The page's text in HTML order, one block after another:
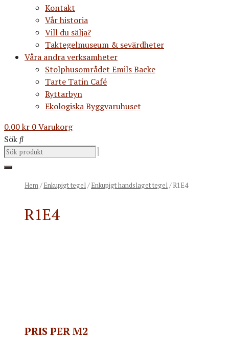
Kontakt
Vår historia
Vill du sälja?
Taktegelmuseum & sevärdheter
Våra andra verksamheter
Stolphusområdet Emils Backe
Tarte Tatin Café
Ryttarbyn
Ekologiska Byggvaruhuset
0.00kr 0Varukorg
Sök
Hem/Enkupigt tegel/Enkupigt handslaget tegel/ R1E4
R1E4
PRIS PER M2